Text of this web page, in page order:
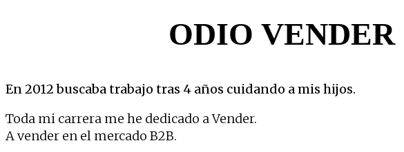
ODIO VENDER
En 2012 buscaba trabajo tras 4 años cuidando a mis hijos.
Toda mi carrera me he dedicado a Vender.
A vender en el mercado B2B.